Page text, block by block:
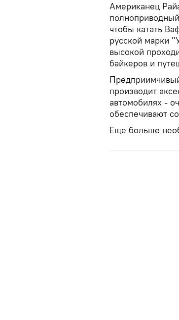
Американец
чтобы катать
русской марки
высокой
байкеров и
производит
автомобилях -
обеспечивают
Еще больше